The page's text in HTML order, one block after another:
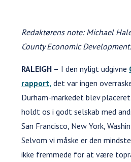
Redaktørens note: Michael
County Economic Development.
RALEIGH – I den nyligt udgivne
rapport, det var ingen
Durham-markedet blev
holdt os i godt selskab med
San Francisco, New York,
Selvom vi måske er den
ikke fremmede for at være